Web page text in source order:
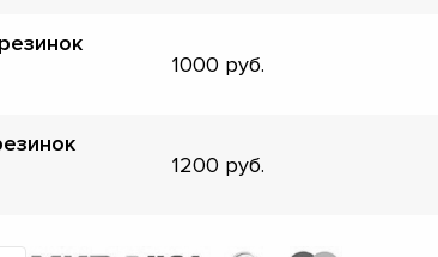
1000
1200